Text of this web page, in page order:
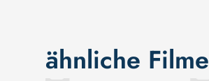
ähnliche Filme